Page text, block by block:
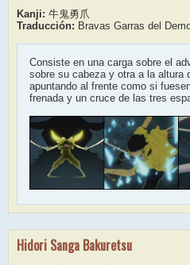
Kanji: 牛鬼勇爪
Traducción: Bravas Garras del
Consiste en una carga sobre el
sobre su cabeza y otra a la altura
apuntando al frente como si
frenada y un cruce de las tres
Hidori Sanga Bakuretsu